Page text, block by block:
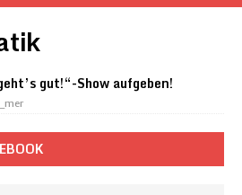
gut!“-Show aufgeben!